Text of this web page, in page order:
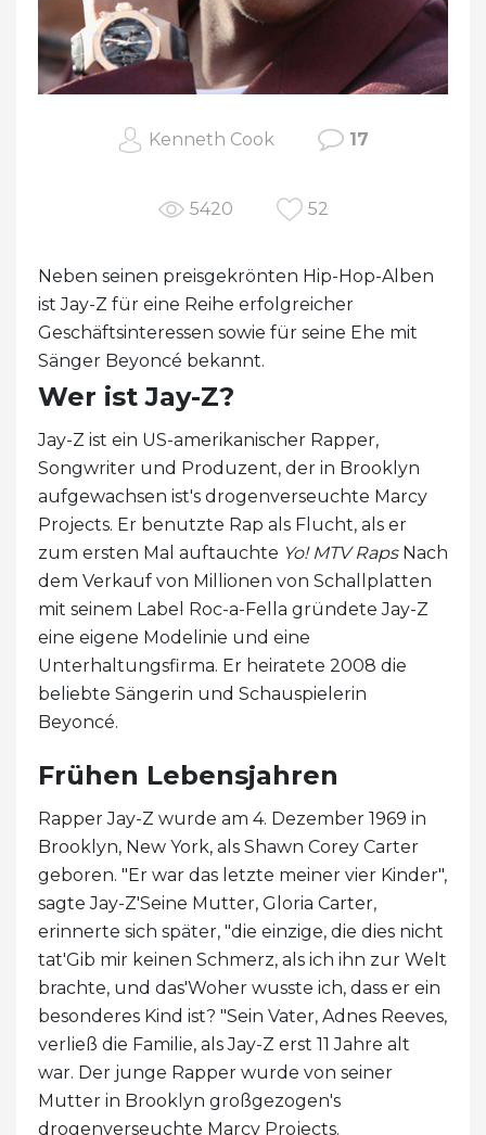
Kenneth Cook 17
5420 52
Neben seinen preisgekrönten Hip-Hop-Alben
ist Jay-Z für eine Reihe erfolgreicher
Geschäftsinteressen sowie für seine Ehe mit
Sänger Beyoncé bekannt.
Wer ist Jay-Z?
Jay-Z ist ein US-amerikanischer Rapper,
Songwriter und Produzent, der in Brooklyn
aufgewachsen ist's drogenverseuchte Marcy
Projects. Er benutzte Rap als Flucht, als er
zum ersten Mal auftauchte Yo! MTV RapsNach
dem Verkauf von Millionen von Schallplatten
mit seinem Label Roc-a-Fella gründete Jay-Z
eine eigene Modelinie und eine
Unterhaltungsfirma. Er heiratete 2008 die
beliebte Sängerin und Schauspielerin
Beyoncé.
Frühen Lebensjahren
Rapper Jay-Z wurde am 4. Dezember 1969 in
Brooklyn, New York, als Shawn Corey Carter
geboren. "Er war das letzte meiner vier Kinder",
sagte Jay-Z'Seine Mutter, Gloria Carter,
erinnerte sich später, "die einzige, die dies nicht
tat'Gib mir keinen Schmerz, als ich ihn zur Welt
brachte, und das'Woher wusste ich, dass er ein
besonderes Kind ist? "Sein Vater, Adnes Reeves,
verließ die Familie, als Jay-Z erst 11 Jahre alt
war. Der junge Rapper wurde von seiner
Mutter in Brooklyn großgezogen's
drogenverseuchte Marcy Projects.